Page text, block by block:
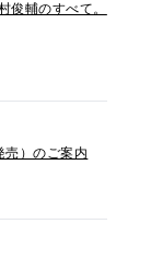
俊輔のすべて。
売）のご案内